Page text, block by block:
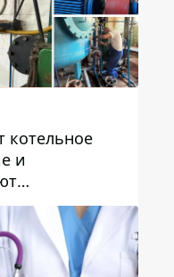
котельное
и
установки:
к
сезону